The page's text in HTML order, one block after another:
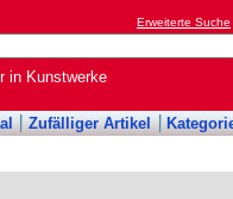
Erweiterte Suche
in Kunstwerke
Zufälliger Artikel